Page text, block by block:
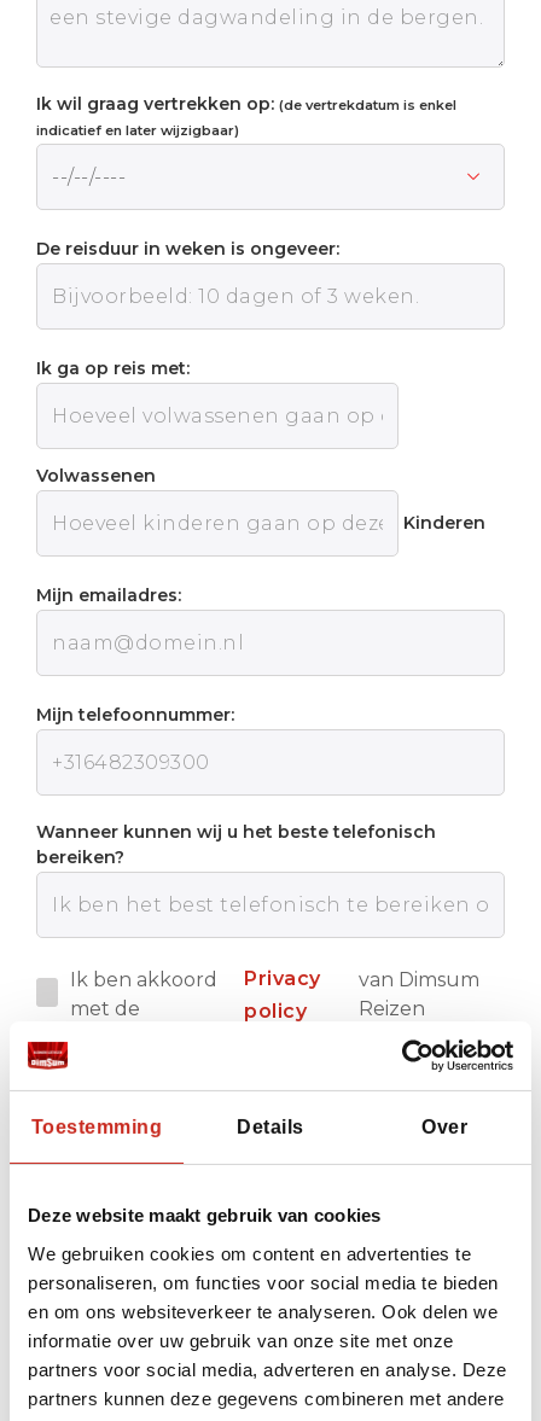
Toestemming Details Over
Deze website maakt gebruik van cookies
We gebruiken cookies om content en advertenties te
personaliseren, om functies voor social media te bieden
en om ons websiteverkeer te analyseren. Ook delen we
informatie over uw gebruik van onze site met onze
partners voor social media, adverteren en analyse. Deze
partners kunnen deze gegevens combineren met andere
Ik wil graag vertrekken op: (de vertrekdatum is enkel
indicatief en later wijzigbaar)
De reisduur in weken is ongeveer:
Ik ga op reis met:
Volwassenen
Kinderen
Mijn emailadres:
Mijn telefoonnummer:
Wanneer kunnen wij u het beste telefonisch
bereiken?
Ik ben akkoord
met de
Privacy
policy
van Dimsum
Reizen
Liever meteen contact met